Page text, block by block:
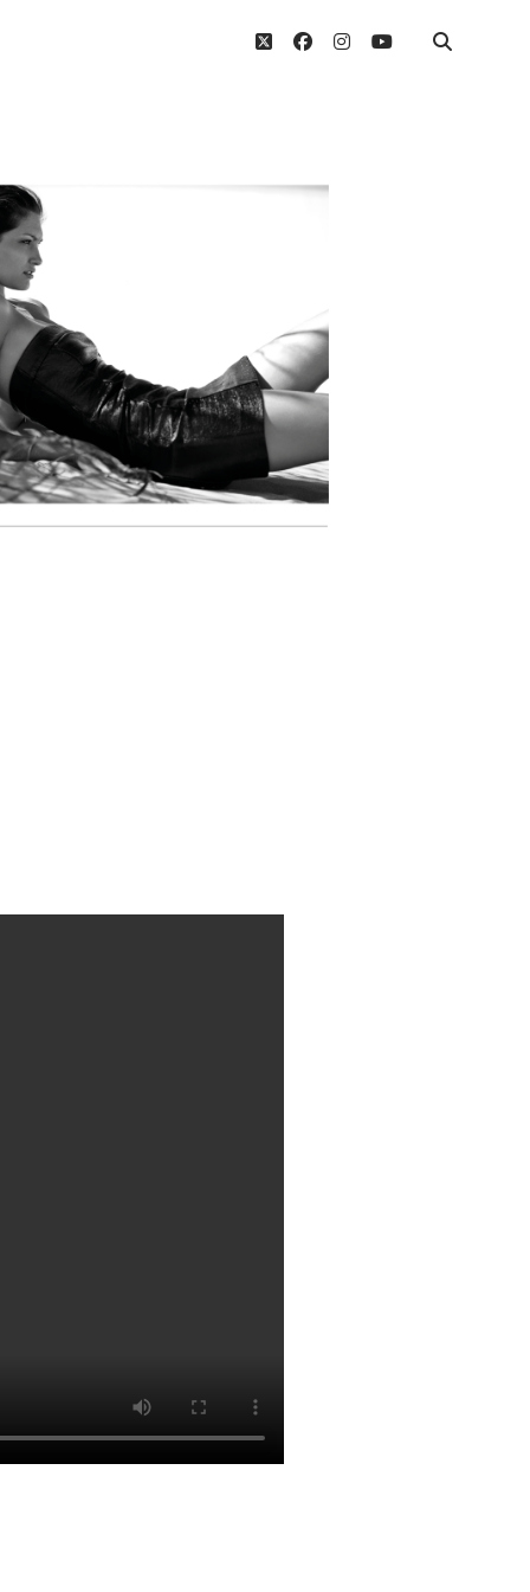
twitterfacebook
instagram
youtube